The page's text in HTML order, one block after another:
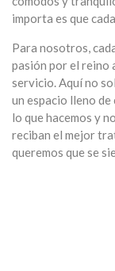
importa es que
Para nosotros,
pasión por el reino
servicio. Aquí no
un espacio lleno de
lo que hacemos y
reciban el mejor
queremos que se